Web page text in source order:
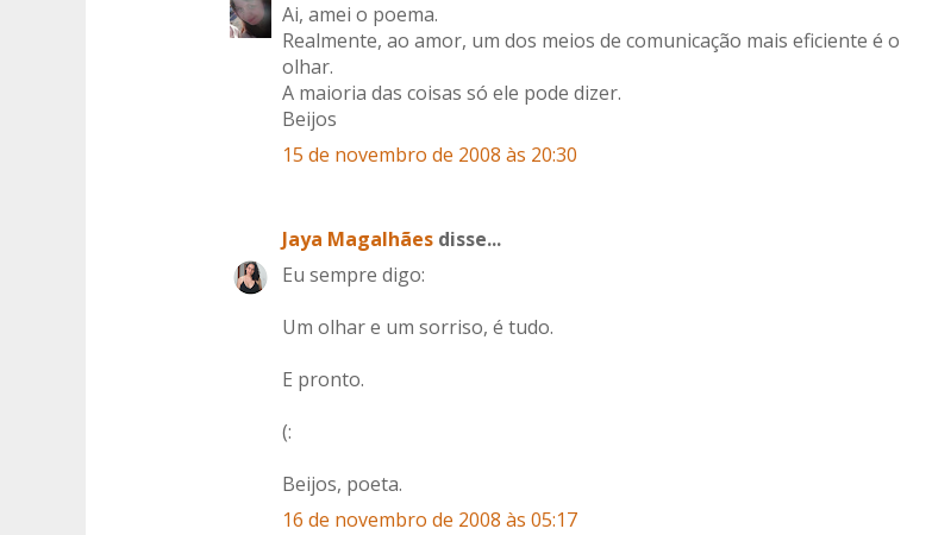
Ai, amei o poema.
Realmente, ao amor, um dos meios de comunicação mais eficiente é o
olhar.
A maioria das coisas só ele pode dizer.
Beijos
15 de novembro de 2008 às 20:30
Jaya Magalhães disse...
Eu sempre digo:
Um olhar e um sorriso, é tudo.
E pronto.
(:
Beijos, poeta.
16 de novembro de 2008 às 05:17